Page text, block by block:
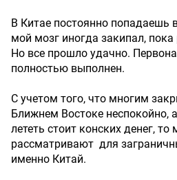
В Китае постоянно попадаешь
мой мозг иногда закипал,
Но все прошло удачно.
полностью выполнен.
С учетом того, что многим
Ближнем Востоке неспокойно,
лететь стоит конских денег, то
рассматривают для
именно Китай.